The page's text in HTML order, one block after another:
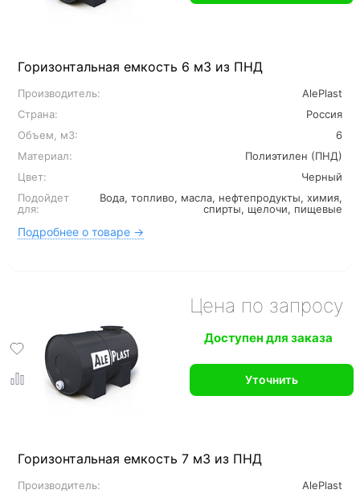
Горизонтальная емкость 6 м3 из ПНД
Производитель:
AlePlast
Страна:
Россия
Объем, м3:
6
Материал:
Полиэтилен (ПНД)
Цвет:
Черный
Подойдет
для:
Вода, топливо, масла, нефтепродукты, химия,
спирты, щелочи, пищевые
Подробнее о товаре →
Горизонтальная емкость 7 м3 из ПНД
Производитель:
AlePlast
Цена по запросу
Доступен для заказа
Уточнить